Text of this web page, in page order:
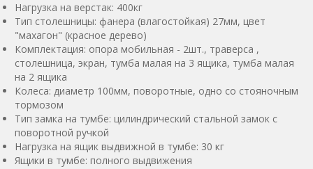
Нагрузка на верстак: 400кг
Тип столешницы: фанера (влагостойкая) 27мм, цвет
"махагон" (красное дерево)
Комплектация: опора мобильная - 2шт., траверса ,
столешница, экран, тумба малая на 3 ящика, тумба малая
на 2 ящика
Колеса: диаметр 100мм, поворотные, одно со стояночным
тормозом
Тип замка на тумбе: цилиндрический стальной замок с
поворотной ручкой
Нагрузка на ящик выдвижной в тумбе: 30 кг
Ящики в тумбе: полного выдвижения